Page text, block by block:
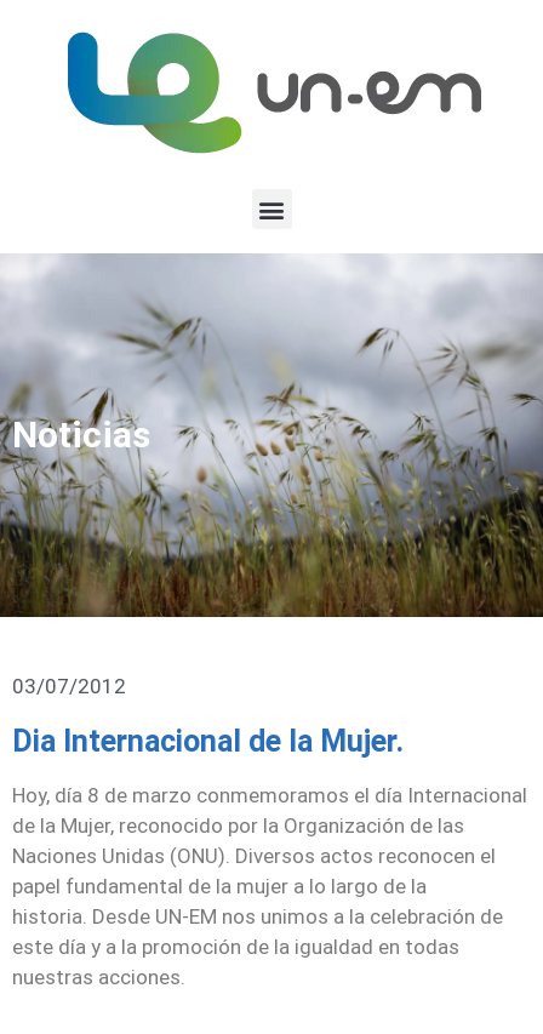
Noticias
03/07/2012
Dia Internacional de la Mujer.
Hoy, día 8 de marzo conmemoramos el día Internacional
de la Mujer, reconocido por la Organización de las
Naciones Unidas (ONU). Diversos actos reconocen el
papel fundamental de la mujer a lo largo de la
historia. Desde UN-EM nos unimos a la celebración de
este día y a la promoción de la igualdad en todas
nuestras acciones.